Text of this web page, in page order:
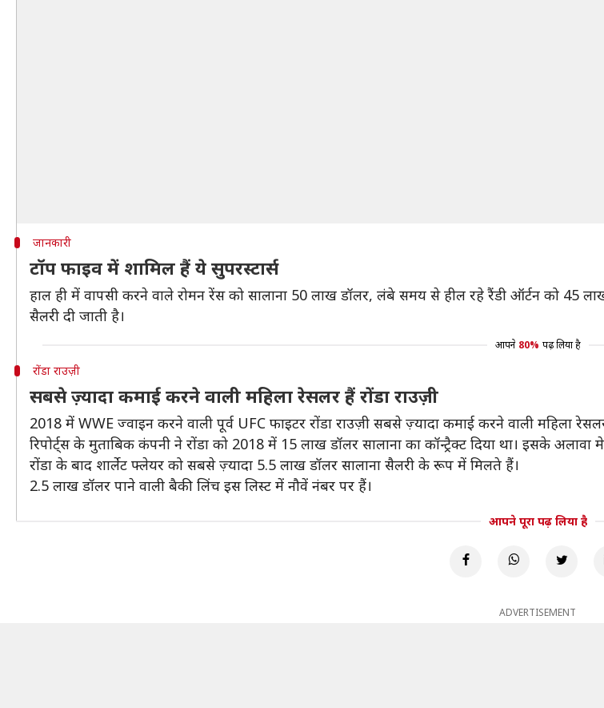
जानकारी
टॉप फाइव में शामिल हैं ये सुपरस्टार्स
हाल ही में वापसी करने वाले रोमन रेंस को सालाना 50 लाख डॉलर, लंबे समय से हील रहे रैंडी ऑर्टन को 45
सैलरी दी जाती है।
आपने 80% पढ़ लिया है
रोंडा राउज़ी
सबसे ज़्यादा कमाई करने वाली महिला रेसलर हैं रोंडा राउज़ी
2018 में WWE ज्वाइन करने वाली पूर्व UFC फाइटर रोंडा राउज़ी सबसे ज़्यादा कमाई करने वाली महिला
रिपोर्ट्स के मुताबिक कंपनी ने रोंडा को 2018 में 15 लाख डॉलर सालाना का कॉन्ट्रैक्ट दिया था। इसके
रोंडा के बाद शार्लेट फ्लेयर को सबसे ज़्यादा 5.5 लाख डॉलर सालाना सैलरी के रूप में मिलते हैं।
2.5 लाख डॉलर पाने वाली बैकी लिंच इस लिस्ट में नौवें नंबर पर हैं।
आपने पूरा पढ़ लिया है
ADVERTISEMENT